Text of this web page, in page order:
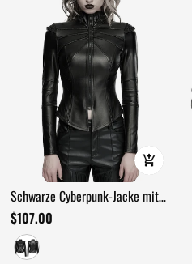
Schwarze Cyberpunk-Jacke mit
geformten
Knochenschulterspitzen
$107.00